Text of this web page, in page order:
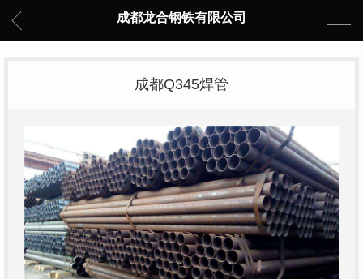
成都龙合钢铁有限公司
成都Q345焊管